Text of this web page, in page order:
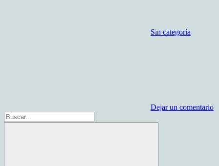
Sin categoría
Dejar un comentario
Buscar: